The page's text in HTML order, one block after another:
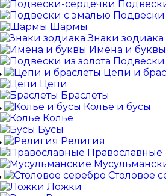
Шармы
Знаки зодиака
Имена и буквы
Подвески
Цепи и
Цепи
Браслеты
Колье и бусы
Колье
Бусы
Религия
Православные
Столовое
Ложки